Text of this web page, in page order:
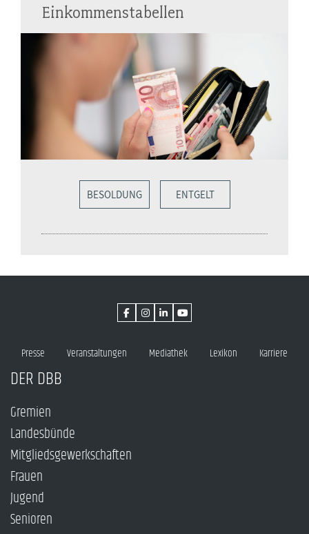
Einkommenstabellen
BESOLDUNG ENTGELT
Presse Veranstaltungen Mediathek Lexikon Karriere
DER DBB
Gremien
Landesbünde
Mitgliedsgewerkschaften
Frauen
Jugend
Senioren